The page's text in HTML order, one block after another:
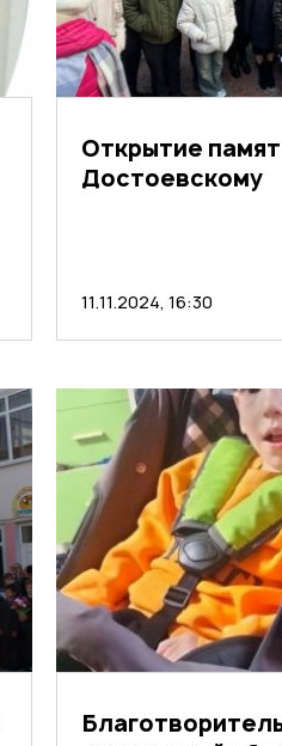
Открытие
Достоевскому
11.11.2024, 16:30